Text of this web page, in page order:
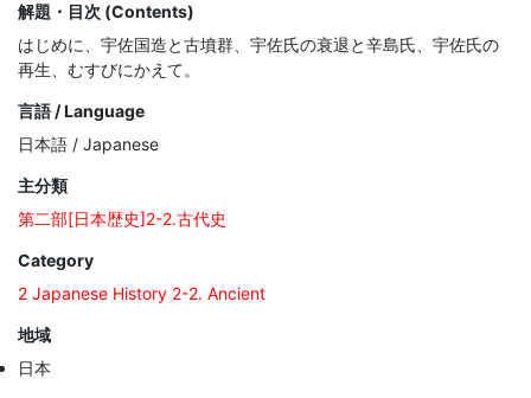
解題・目次 (Contents)
はじめに、宇佐国造と古墳群、宇佐氏の衰退と辛島氏、宇佐氏の
再生、むすびにかえて。
言語 / Language
日本語 / Japanese
主分類
第二部[日本歴史]2-2.古代史
Category
2 Japanese History 2-2. Ancient
地域
日本